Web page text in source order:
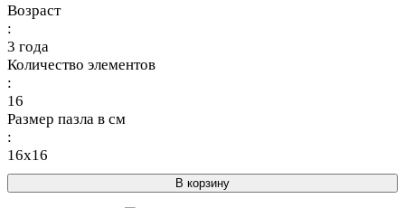
В корзину
Возраст
:
3 года
Количество элементов
:
16
Размер пазла в см
:
16x16